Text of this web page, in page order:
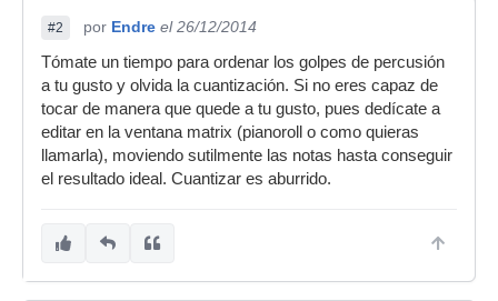
#2 por Endre el 26/12/2014
Tómate un tiempo para ordenar los golpes de percusión
a tu gusto y olvida la cuantización. Si no eres capaz de
tocar de manera que quede a tu gusto, pues dedícate a
editar en la ventana matrix (pianoroll o como quieras
llamarla), moviendo sutilmente las notas hasta conseguir
el resultado ideal. Cuantizar es aburrido.